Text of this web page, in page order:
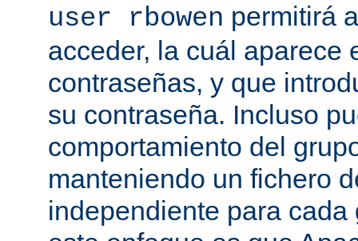
user rbowen permitirá
acceder, la cuál aparece
contraseñas, y que
su contraseña. Incluso
comportamiento del
manteniendo un fichero
independiente para